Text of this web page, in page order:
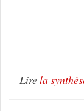
Lirela